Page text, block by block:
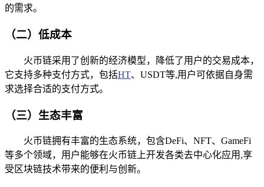
的需求。
（二）低成本
火币链采用了创新的经济模型，降低了用户的交易成本，
它支持多种支付方式，包括HT、USDT等,用户可依据自身需
求选择合适的支付方式。
（三）生态丰富
火币链拥有丰富的生态系统，包含DeFi、NFT、GameFi
等多个领域，用户能够在火币链上开发各类去中心化应用,享
受区块链技术带来的便利与创新。